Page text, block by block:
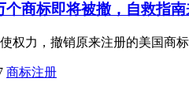
个商标即将被撤，自救指
权力，撤销原来注册的美国商
商标注册